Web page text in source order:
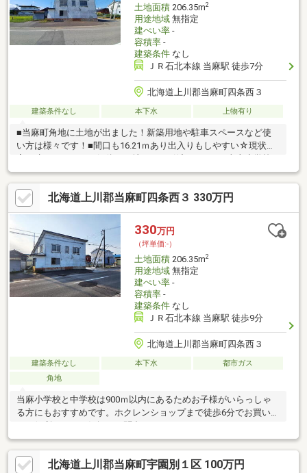
土地面積206.35m2
用途地域無指定
建ぺい率-
容積率-
建築条件なし
ＪＲ石北本線 当麻駅 徒歩7分
北海道上川郡当麻町四条西３
建築条件なし 本下水 上物有り
■当麻町角地に土地が出ました！新築用地や駐車スペースなど使
い方は様々です！■間口も16.21ｍあり出入りもしやすい☆現状お
と中学校は900ｍ以内にあるためお子様がいらっしゃる方にもお
すすめです。■ホクレンショップまで徒歩6分でお買い物にも便利
です。お気軽にお問合せくださいませ☆担当：星（ホシ）080-
9007-8088
北海道上川郡当麻町四条西３ 330万円
330万円
（坪単価:-）
土地面積206.35m2
用途地域無指定
建ぺい率-
容積率-
建築条件なし
ＪＲ石北本線 当麻駅 徒歩9分
北海道上川郡当麻町四条西３
建築条件なし 本下水
都市ガス
角地
当麻小学校と中学校は900ｍ以内にあるためお子様がいらっしゃ
る方にもおすすめです。ホクレンショップまで徒歩6分でお買い物
北海道上川郡当麻町宇園別１区 100万円